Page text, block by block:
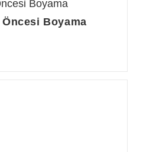
Boyama